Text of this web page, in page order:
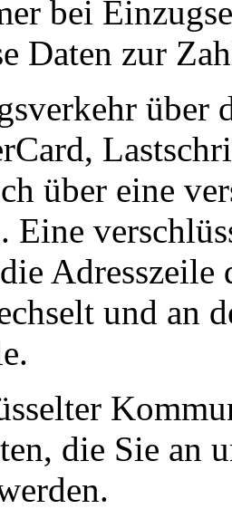
bei
Daten zur
über
über eine
Eine
und an
die Sie an